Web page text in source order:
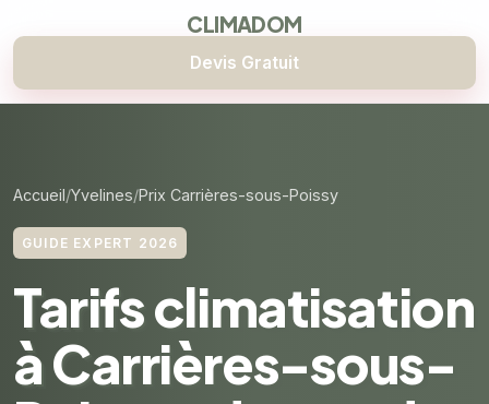
CLIMADOM
Devis Gratuit
Accueil Yvelines Prix Carrières-sous-Poissy
GUIDE EXPERT 2026
Tarifs climatisation
à Carrières-sous-